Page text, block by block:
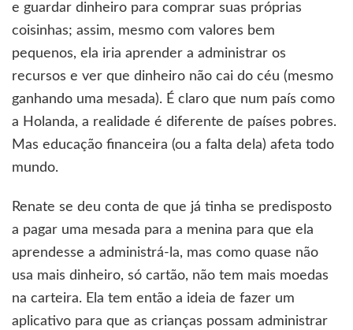
e guardar dinheiro para comprar suas próprias
coisinhas; assim, mesmo com valores bem
pequenos, ela iria aprender a administrar os
recursos e ver que dinheiro não cai do céu (mesmo
ganhando uma mesada). É claro que num país como
a Holanda, a realidade é diferente de países pobres.
Mas educação financeira (ou a falta dela) afeta todo
mundo.
Renate se deu conta de que já tinha se predisposto
a pagar uma mesada para a menina para que ela
aprendesse a administrá-la, mas como quase não
usa mais dinheiro, só cartão, não tem mais moedas
na carteira. Ela tem então a ideia de fazer um
aplicativo para que as crianças possam administrar